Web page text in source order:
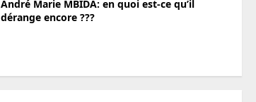
André Marie MBIDA: en quoi est-ce qu’il
dérange encore ???